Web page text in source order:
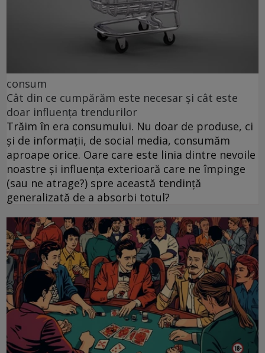
consum
Cât din ce cumpărăm este necesar și cât este
doar influența trendurilor
Trăim în era consumului. Nu doar de produse, ci
și de informații, de social media, consumăm
aproape orice. Oare care este linia dintre nevoile
noastre și influența exterioară care ne împinge
(sau ne atrage?) spre această tendință
generalizată de a absorbi totul?